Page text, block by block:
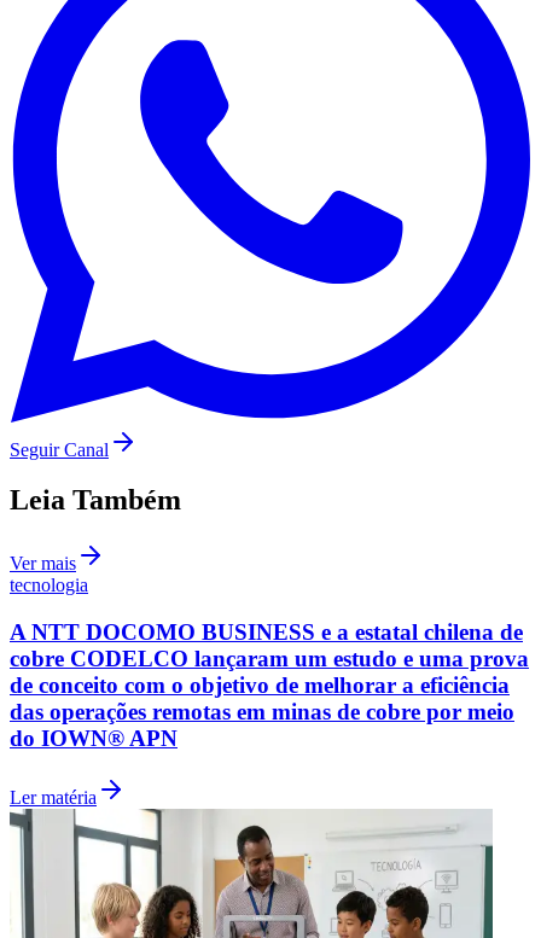
Botafogo
Grêmio
Seguir Canal
Leia Também
Ver mais
tecnologia
A NTT DOCOMO BUSINESS e a estatal chilena de
cobre CODELCO lançaram um estudo e uma prova
de conceito com o objetivo de melhorar a eficiência
das operações remotas em minas de cobre por meio
do IOWN® APN
Ler matéria